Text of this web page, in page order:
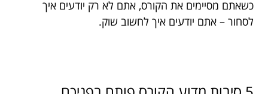
כשאתם מסיימים את הקורס, אתם לא רק יודעים איך
לסחור – אתם יודעים איך לחשוב שוק.